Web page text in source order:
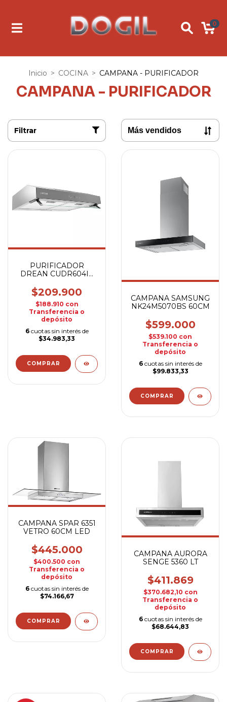
0
Inicio > COCINA > CAMPANA - PURIFICADOR
CAMPANA - PURIFICADOR
Filtrar
PURIFICADOR
DREAN CUDR604IA
$209.900
$188.910 con
Transferencia o
depósito
6 cuotas sin interés de
$34.983,33
CAMPANA SAMSUNG
NK24M5070BS 60CM
$599.000
$539.100 con
Transferencia o
depósito
6 cuotas sin interés de
$99.833,33
CAMPANA SPAR 6351
VETRO 60CM LED
$445.000
$400.500 con
Transferencia o
depósito
6 cuotas sin interés de
$74.166,67
CAMPANA AURORA
SENGE 5360 LT
$411.869
$370.682,10 con
Transferencia o
depósito
6 cuotas sin interés de
$68.644,83